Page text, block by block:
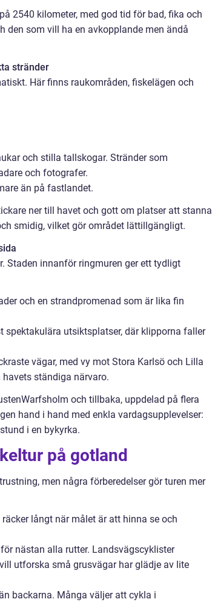
2540 kilometer, med god tid för bad, fika och
den som vill ha en avkopplande men ändå
stränder
Här finns raukområden, fiskelägen och
och stilla tallskogar. Stränder som
och fotografer.
än på fastlandet.
ner till havet och gott om platser att stanna
smidig, vilket gör området lättillgängligt.
Staden innanför ringmuren ger ett tydligt
och en strandpromenad som är lika fin
spektakulära utsiktsplatser, där klipporna faller
vägar, med vy mot Stora Karlsö och Lilla
ständiga närvaro.
och tillbaka, uppdelad på flera
hand i hand med enkla vardagsupplevelser:
i en bykyrka.
på gotland
men några förberedelser gör turen mer
långt när målet är att hinna se och
nästan alla rutter. Landsvägscyklister
utforska små grusvägar har glädje av lite
backarna. Många väljer att cykla i